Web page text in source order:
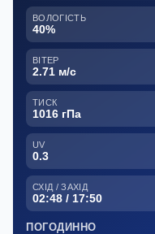
ВОЛОГІСТЬ
40%
ВІТЕР
2.71 м/с
ТИСК
1016 гПа
UV
0.3
СХІД / ЗАХІД
02:48 / 17:50
ПОГОДИННО